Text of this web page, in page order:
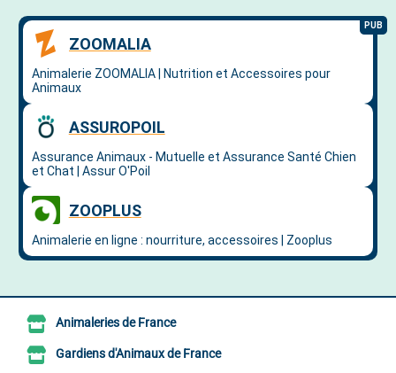
Animaleries de France
Gardiens d'Animaux de France